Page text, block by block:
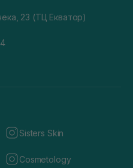
23 (ТЦ Екватор)
Sisters Skin
Cosmetology